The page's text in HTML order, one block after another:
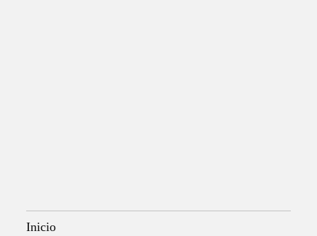
Inicio